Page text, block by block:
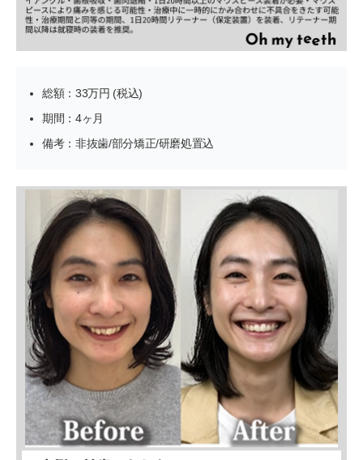
総額：33万円 (税込)
期間：4ヶ月
備考：非抜歯/部分矯正/研磨処置込